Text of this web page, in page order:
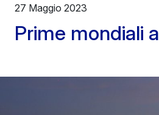
27 Maggio 2023
Prime mondiali